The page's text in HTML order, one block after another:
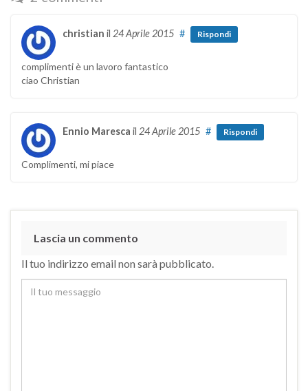
christian il 24 Aprile 2015 # Rispondi
complimenti è un lavoro fantastico
ciao Christian
Ennio Maresca il 24 Aprile 2015 # Rispondi
Complimenti, mi piace
Lascia un commento
Il tuo indirizzo email non sarà pubblicato.